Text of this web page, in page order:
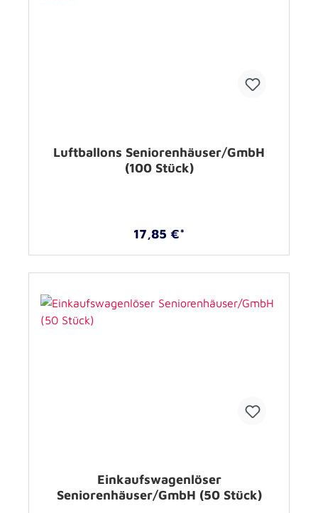
Luftballons Seniorenhäuser/GmbH
(100 Stück)
17,85 €*
Einkaufswagenlöser
Seniorenhäuser/GmbH (50 Stück)